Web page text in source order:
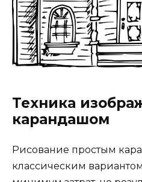
Техника
карандашом
Рисование простым
классическим